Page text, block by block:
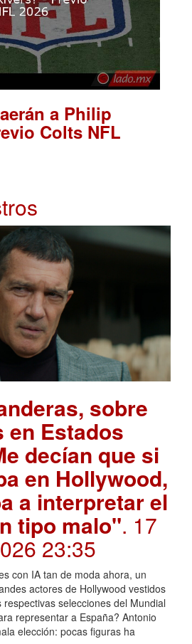
a Philip
Colts NFL
sobre
Estados
decían que si
en Hollywood,
a interpretar el
tipo malo". 17
23:35
con IA tan de moda ahora, un
actores de Hollywood vestidos
selecciones del Mundial
representar a España? Antonio
elección: pocas figuras ha